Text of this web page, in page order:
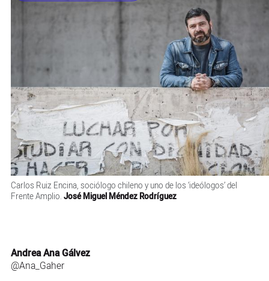
Carlos Ruiz Encina, sociólogo chileno y uno de los ‘ideólogos’ del
Frente Amplio. José Miguel Méndez Rodríguez
Andrea Ana Gálvez
@Ana_Gaher